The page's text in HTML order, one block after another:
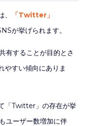
「Twitter」
が挙げられます。
有することが目的とさ
やすい傾向にありま
「Twitter」の存在が挙
ユーザー数増加に伴